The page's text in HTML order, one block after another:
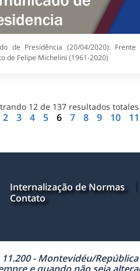
de Presidência (20/04/2020). Frente
de Felipe Michelini (1961-2020)
12de 137resultados totales
2 3 4 5 6 7 8 9 10 11
Internalização de Normas
Contato
- Montevidéu/